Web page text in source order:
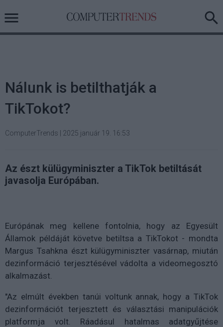
Nálunk is betilthatják a
TikTokot?
ComputerTrends 2025 január 19. 16:53
Az észt külügyminiszter a TikTok betiltását
javasolja Európában.
Európának meg kellene fontolnia, hogy az Egyesült
Államok példáját követve betiltsa a TikTokot - mondta
Margus Tsahkna észt külügyminiszter vasárnap, miután
dezinformáció terjesztésével vádolta a videomegosztó
alkalmazást.
"Az elmúlt években tanúi voltunk annak, hogy a TikTok
dezinformációt terjesztett és választási manipulációk
platformja volt. Ráadásul hatalmas adatgyűjtése